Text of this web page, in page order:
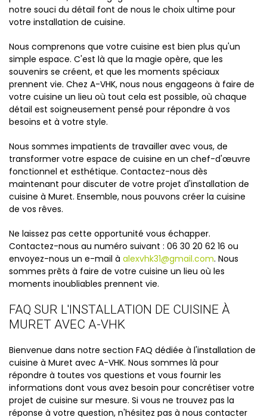
notre souci du détail font de nous le choix ultime pour
votre installation de cuisine.
Nous comprenons que votre cuisine est bien plus qu'un
simple espace. C'est là que la magie opère, que les
souvenirs se créent, et que les moments spéciaux
prennent vie. Chez A-VHK, nous nous engageons à faire de
votre cuisine un lieu où tout cela est possible, où chaque
détail est soigneusement pensé pour répondre à vos
besoins et à votre style.
Nous sommes impatients de travailler avec vous, de
transformer votre espace de cuisine en un chef-d'œuvre
fonctionnel et esthétique. Contactez-nous dès
maintenant pour discuter de votre projet d'installation de
cuisine à Muret. Ensemble, nous pouvons créer la cuisine
de vos rêves.
Ne laissez pas cette opportunité vous échapper.
Contactez-nous au numéro suivant : 06 30 20 62 16 ou
envoyez-nous un e-mail à alexvhk31@gmail.com. Nous
sommes prêts à faire de votre cuisine un lieu où les
moments inoubliables prennent vie.
FAQ SUR L'INSTALLATION DE CUISINE À
MURET AVEC A-VHK
Bienvenue dans notre section FAQ dédiée à l'installation de
cuisine à Muret avec A-VHK. Nous sommes là pour
répondre à toutes vos questions et vous fournir les
informations dont vous avez besoin pour concrétiser votre
projet de cuisine sur mesure. Si vous ne trouvez pas la
réponse à votre question, n'hésitez pas à nous contacter